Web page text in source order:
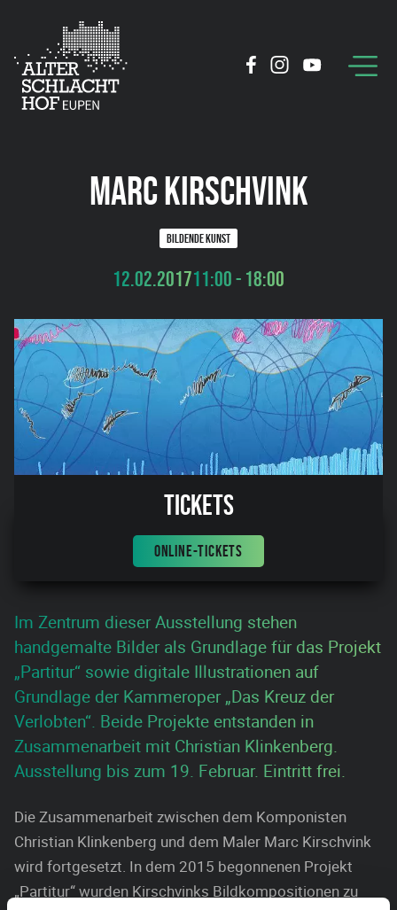
MARC KIRSCHVINK
BILDENDE KUNST
12.02.201711:00 - 18:00
Tickets
ONLINE-TICKETS
Im Zentrum dieser Ausstellung stehen
handgemalte Bilder als Grundlage für das Projekt
„Partitur“ sowie digitale Illustrationen auf
Grundlage der Kammeroper „Das Kreuz der
Verlobten“. Beide Projekte entstanden in
Zusammenarbeit mit Christian Klinkenberg.
Ausstellung bis zum 19. Februar. Eintritt frei.
Die Zusammenarbeit zwischen dem Komponisten
Christian Klinkenberg und dem Maler Marc Kirschvink
wird fortgesetzt. In dem 2015 begonnenen Projekt
„Partitur“ wurden Kirschvinks Bildkompositionen zu